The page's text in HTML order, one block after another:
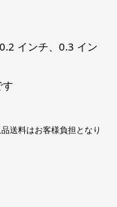
インチ、0.3 イン
送料はお客様負担となり